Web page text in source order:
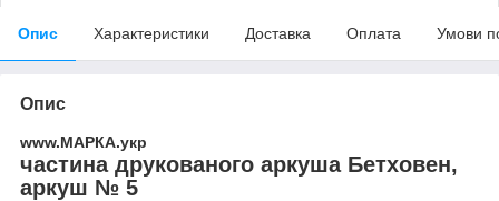
Опис Характеристики Доставка Оплата Умови
Опис
www.МАРКА.укр
частина друкованого аркуша Бетховен,
аркуш № 5